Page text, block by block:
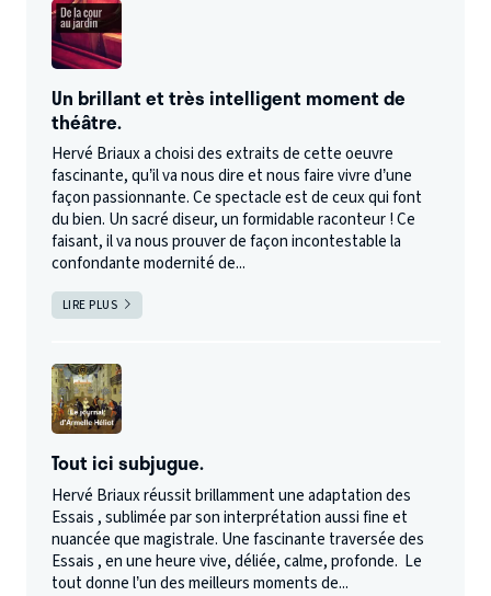
Un brillant et très intelligent moment de
théâtre.
Hervé Briaux a choisi des extraits de cette oeuvre
fascinante, qu’il va nous dire et nous faire vivre d’une
façon passionnante. Ce spectacle est de ceux qui font
du bien. Un sacré diseur, un formidable raconteur ! Ce
faisant, il va nous prouver de façon incontestable la
confondante modernité de...
LIRE PLUS
Tout ici subjugue.
Hervé Briaux réussit brillamment une adaptation des
Essais , sublimée par son interprétation aussi fine et
nuancée que magistrale. Une fascinante traversée des
Essais , en une heure vive, déliée, calme, profonde. Le
tout donne l’un des meilleurs moments de...